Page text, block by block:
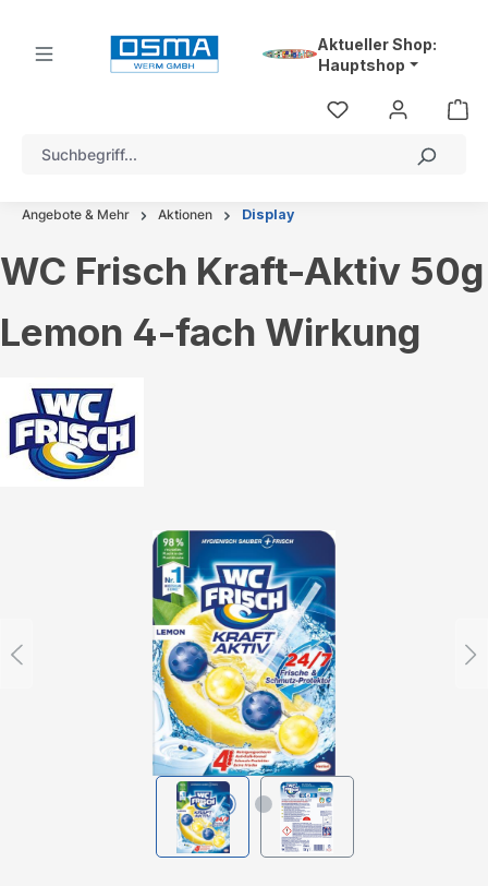
Aktueller Shop:
Hauptshop
Angebote & Mehr Aktionen Display
WC Frisch Kraft-Aktiv 50g
Lemon 4-fach Wirkung
Bildergalerie überspringen